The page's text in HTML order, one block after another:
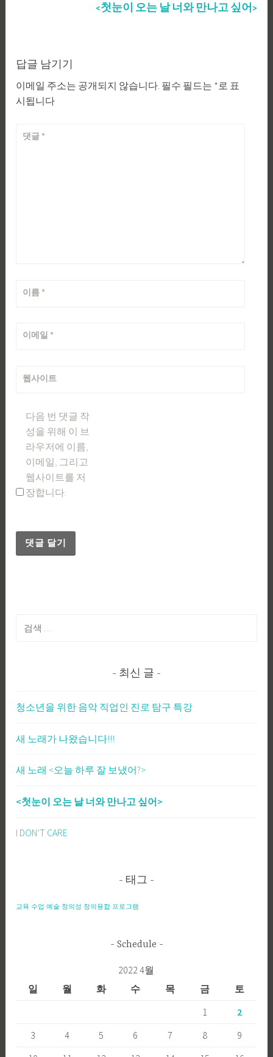
<첫눈이 오는 날 너와 만나고 싶어>
답글 남기기
이메일 주소는 공개되지 않습니다. 필수 필드는 * 로 표
시됩니다
댓글 *
이름 *
이메일 *
웹사이트
다음 번 댓글 작
성을 위해 이 브
라우저에 이름,
이메일, 그리고
웹사이트를 저
장합니다.
색:
최신 글
청소년을 위한 음악 직업인 진로 탐구 특강
새 노래가 나왔습니다!!!
새 노래 <오늘 하루 잘 보냈어?>
<첫눈이 오는 날 너와 만나고 싶어>
I DON’T CARE
태그
교육 수업 예술 창의성 창의융합 프로그램
Schedule
2022 4월
일
월 화 수 목 금
토
1
2
3
4 5 6 7 8
9